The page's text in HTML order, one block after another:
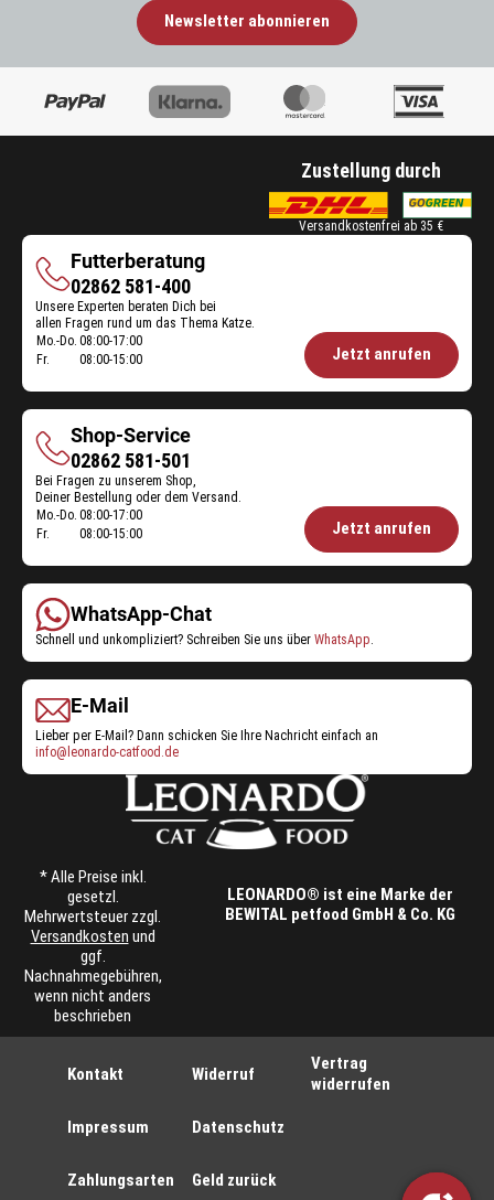
Newsletter abonnieren
Zustellung durch
Versandkostenfrei ab 35 €
Futterberatung
Futterberatung
02862 581-400
Unsere Experten beraten Dich bei
allen Fragen rund um das Thema Katze.
Öffnungszeiten
Mo.-Do. 08:00-17:00
Fr.
08:00-15:00 Jetzt anrufen
Shop-Service
Shop-
Service
02862 581-501
Bei Fragen zu unserem Shop,
Deiner Bestellung oder dem Versand.
Öffnungszeiten
Mo.-Do. 08:00-17:00
Fr.
08:00-15:00 Jetzt anrufen
WhatsApp-Chat
Schnell und unkompliziert? Schreiben Sie uns über WhatsApp
E-Mail
Lieber per E-Mail? Dann schicken Sie Ihre Nachricht einfach an
info@leonardo-catfood.de
* Alle Preise inkl.
gesetzl.
Mehrwertsteuer zzgl.
Versandkosten und
ggf.
Nachnahmegebühren,
wenn nicht anders
beschrieben
LEONARDO® ist eine Marke der
BEWITAL petfood GmbH & Co. KG
Kontakt
Impressum
Zahlungsarten
Widerruf
Datenschutz
Geld zurück
Vertrag
widerrufen